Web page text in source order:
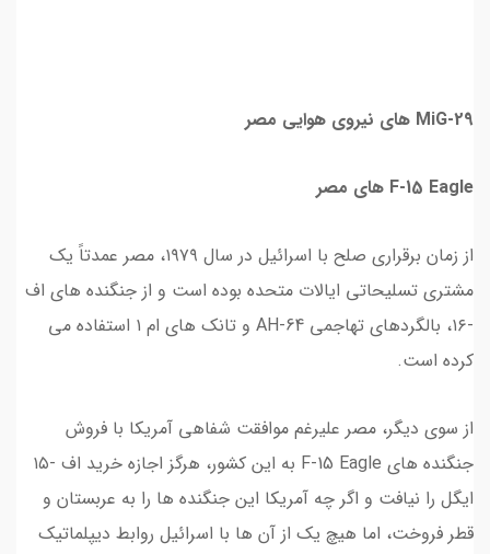
MiG-29 های نیروی هوایی مصر
F-15 Eagle های مصر
از زمان برقراری صلح با اسرائیل در سال ۱۹۷۹، مصر عمدتاً یک
مشتری تسلیحاتی ایالات متحده بوده است و از جنگنده های اف
-۱۶، بالگردهای تهاجمی AH-64 و تانک های ام ۱ استفاده می
کرده است.
از سوی دیگر، مصر علیرغم موافقت شفاهی آمریکا با فروش
جنگنده های F-15 Eagle به این کشور، هرگز اجازه خرید اف -۱۵
ایگل را نیافت و اگر چه آمریکا این جنگنده ها را به عربستان و
قطر فروخت، اما هیچ یک از آن ها با اسرائیل روابط دیپلماتیک